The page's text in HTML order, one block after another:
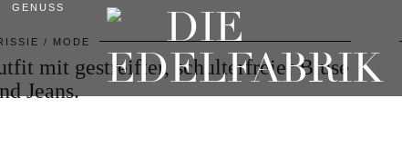
GENUSS
MODE
mit gestreifter, schulterfreier Bluse
Jeans.